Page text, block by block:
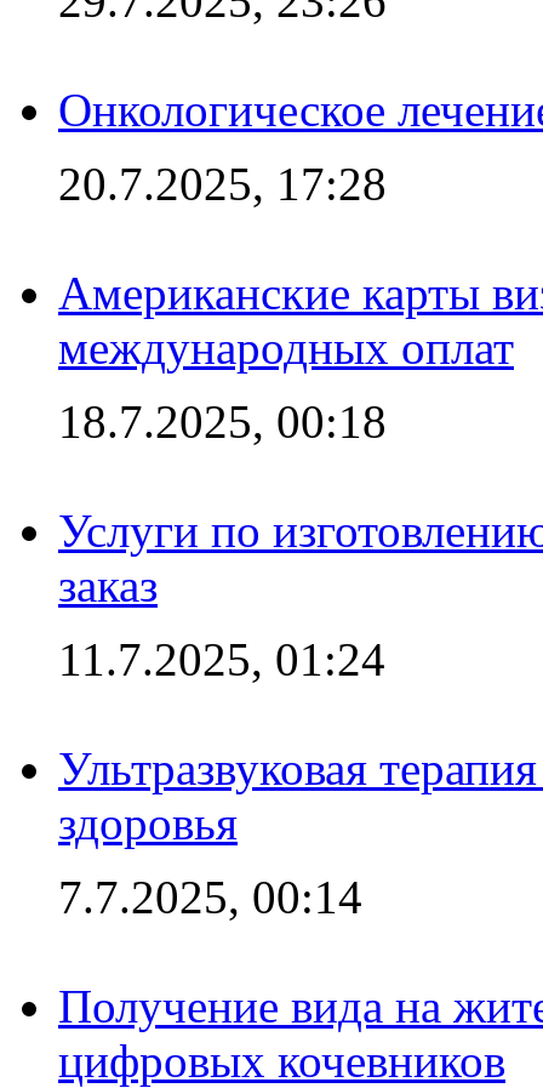
Онкологическое
20.7.2025, 17:28
Американские карты
международных оплат
18.7.2025, 00:18
Услуги по
заказ
11.7.2025, 01:24
Ультразвуковая
здоровья
7.7.2025, 00:14
Получение вида на
цифровых кочевников